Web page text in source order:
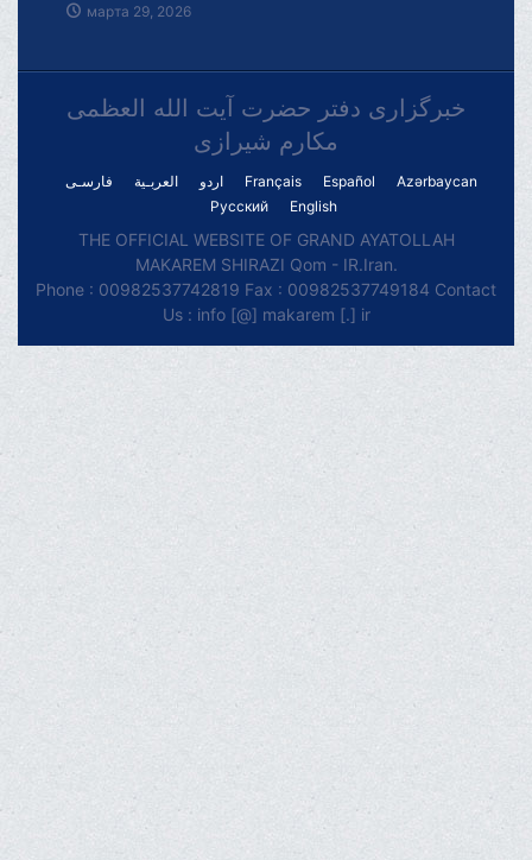
марта 29, 2026
خبرگزاری دفتر حضرت آیت الله العظمی
مکارم شیرازی
فارسـی العربـیة اردو Français Español
Azərbaycan
Русский
English
THE OFFICIAL WEBSITE OF GRAND AYATOLLAH
MAKAREM SHIRAZI Qom - IR.Iran.
Phone : 00982537742819 Fax : 00982537749184 Contact
Us : info [@] makarem [.] ir